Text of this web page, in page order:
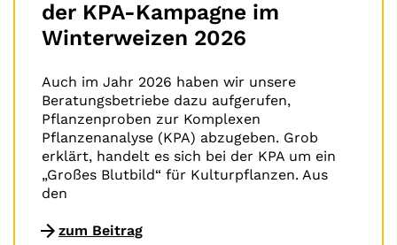
der KPA-Kampagne im
Winterweizen 2026
Auch im Jahr 2026 haben wir unsere
Beratungsbetriebe dazu aufgerufen,
Pflanzenproben zur Komplexen
Pflanzenanalyse (KPA) abzugeben. Grob
erklärt, handelt es sich bei der KPA um ein
„Großes Blutbild“ für Kulturpflanzen. Aus
den
zum Beitrag